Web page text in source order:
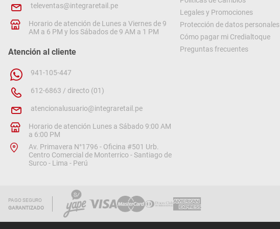
televentas@integraretail.pe
Horario de atención de Lunes a Viernes de 9
AM a 6 PM y los Sábados de 9 AM a 1 PM
Atención al cliente
941-105-447
612-6863 / directo (01)
atencionalusuario@integraretail.pe
Horario de atención Lunes a Sábado 9:00 AM
a 6:00 PM
Av. Primavera N°1796 - Oficina #501 Urb.
Centro Comercial de Monterrico - Santiago de
Surco - Lima - Perú
Legales y Promociones
Protección de datos personales
Cómo pagar mi Credialtoque
Preguntas frecuentes
PAGO SEGURO
GARANTIZADO